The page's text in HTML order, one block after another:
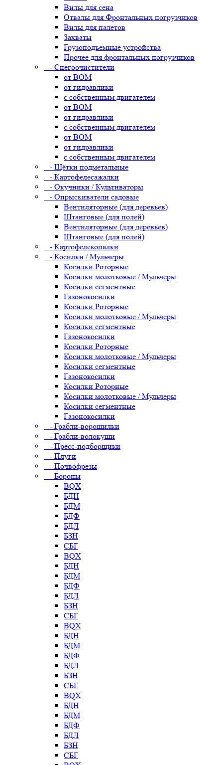
Вилы для сена
Отвалы для Фронтальных погрузчиков
Вилы для палетов
Захваты
Грузоподъемные устройства
Прочее для фронтальных погрузчиков
- Снегоочистители
от ВОМ
от гидравлики
с собственным двигателем
от ВОМ
от гидравлики
с собственным двигателем
от ВОМ
от гидравлики
с собственным двигателем
- Щётки подметальные
- Картофелесажалки
- Окучники / Культиваторы
- Опрыскиватели садовые
Вентиляторные (для деревьев)
Штанговые (для полей)
Вентиляторные (для деревьев)
Штанговые (для полей)
- Картофелекопалки
- Косилки / Мульчеры
Косилки Роторные
Косилки молотковые / Мульчеры
Косилки сегментные
Газонокосилки
Косилки Роторные
Косилки молотковые / Мульчеры
Косилки сегментные
Газонокосилки
Косилки Роторные
Косилки молотковые / Мульчеры
Косилки сегментные
Газонокосилки
Косилки Роторные
Косилки молотковые / Мульчеры
Косилки сегментные
Газонокосилки
- Грабли-ворошилки
- Грабли-волокуши
- Пресс-подборщики
- Плуги
- Почвофрезы
- Бороны
BQX
БДН
БДМ
БДФ
БДЛ
БЗН
СБГ
BQX
БДН
БДМ
БДФ
БДЛ
БЗН
СБГ
BQX
БДН
БДМ
БДФ
БДЛ
БЗН
СБГ
BQX
БДН
БДМ
БДФ
БДЛ
БЗН
СБГ